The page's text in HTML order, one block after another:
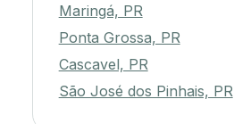
Maringá, PR
Ponta Grossa, PR
Cascavel, PR
São José dos Pinhais, PR